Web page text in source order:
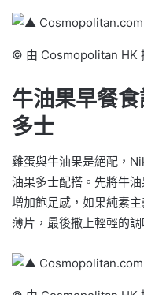
© 由 Cosmopolitan HK
牛油果早餐
多士
雞蛋與牛油果是絕配，
油果多士配搭。先將牛
增加飽足感，如果純素
薄片，最後撒上輕輕的調